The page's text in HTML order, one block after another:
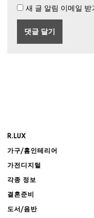
새 글 알림 이메일 받
R.LUX
가구/홈인테리어
가전디지털
각종 정보
결혼준비
도서/음반